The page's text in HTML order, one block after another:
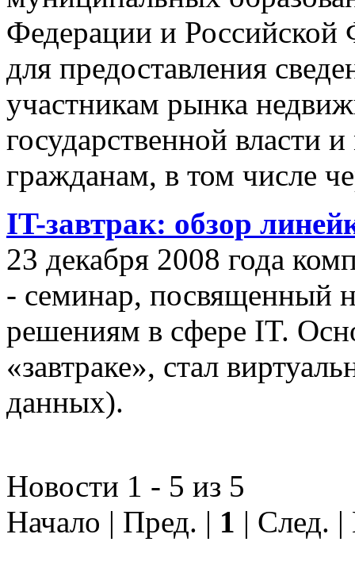
Федерации и Российской
для предоставления
участникам рынка
государственной власти
гражданам, в том числе
IT-завтрак: обзор
23 декабря 2008 года
- семинар, посвященный
решениям в сфере IT.
«завтраке», стал
данных).
Новости 1 - 5 из 5
Начало | Пред. | 1 | След.